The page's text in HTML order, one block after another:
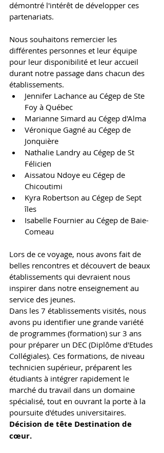
démontré l'intérêt de développer ces
partenariats.
Nous souhaitons remercier les
différentes personnes et leur équipe
pour leur disponibilité et leur accueil
durant notre passage dans chacun des
établissements.
Jennifer Lachance au Cégep de Ste
Foy à Québec
Marianne Simard au Cégep d'Alma
Véronique Gagné au Cégep de
Jonquière
Nathalie Landry au Cégep de St
Félicien
Aissatou Ndoye eu Cégep de
Chicoutimi
Kyra Robertson au Cégep de Sept
îles
Isabelle Fournier au Cégep de Baie-
Comeau
Lors de ce voyage, nous avons fait de
belles rencontres et découvert de beaux
établissements qui devraient nous
inspirer dans notre enseignement au
service des jeunes.
Dans les 7 établissements visités, nous
avons pu identifier une grande variété
de programmes (formation) sur 3 ans
pour préparer un DEC (Diplôme d'Etudes
Collégiales). Ces formations, de niveau
technicien supérieur, préparent les
étudiants à intégrer rapidement le
marché du travail dans un domaine
spécialisé, tout en ouvrant la porte à la
poursuite d'études universitaires.
Décision de tête Destination de
cœur.